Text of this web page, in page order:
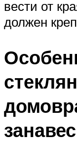
вести от
должен